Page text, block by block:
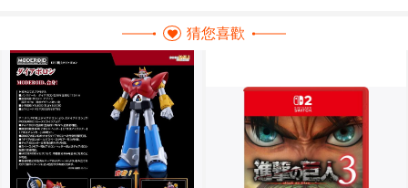
猜您喜歡